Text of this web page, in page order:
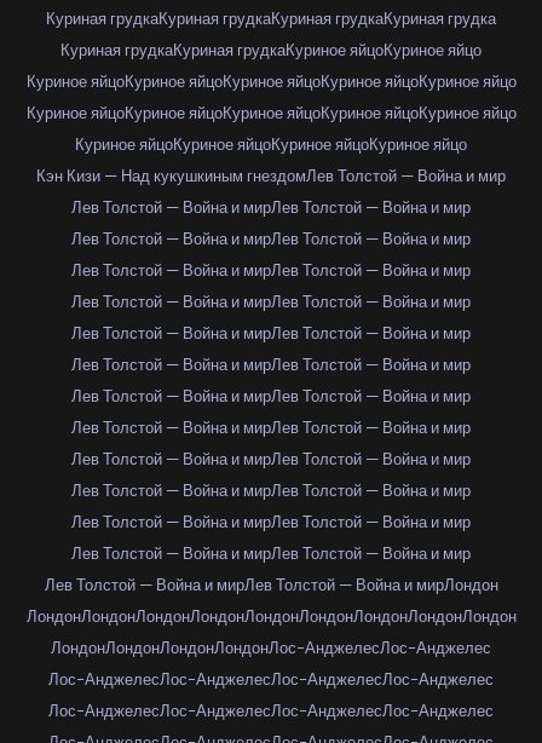
Куриная грудкаКуриная грудкаКуриная грудкаКуриная грудка
Куриная грудкаКуриная грудкаКуриное яйцоКуриное яйцо
Куриное яйцоКуриное яйцоКуриное яйцоКуриное яйцоКуриное яйцо
Куриное яйцоКуриное яйцоКуриное яйцоКуриное яйцоКуриное яйцо
Куриное яйцоКуриное яйцоКуриное яйцоКуриное яйцо
Кэн Кизи — Над кукушкиным гнездомЛев Толстой — Война и мир
Лев Толстой — Война и мирЛев Толстой — Война и мир
Лев Толстой — Война и мирЛев Толстой — Война и мир
Лев Толстой — Война и мирЛев Толстой — Война и мир
Лев Толстой — Война и мирЛев Толстой — Война и мир
Лев Толстой — Война и мирЛев Толстой — Война и мир
Лев Толстой — Война и мирЛев Толстой — Война и мир
Лев Толстой — Война и мирЛев Толстой — Война и мир
Лев Толстой — Война и мирЛев Толстой — Война и мир
Лев Толстой — Война и мирЛев Толстой — Война и мир
Лев Толстой — Война и мирЛев Толстой — Война и мир
Лев Толстой — Война и мирЛев Толстой — Война и мир
Лев Толстой — Война и мирЛев Толстой — Война и мир
Лев Толстой — Война и мирЛев Толстой — Война и мирЛондон
ЛондонЛондонЛондонЛондонЛондонЛондонЛондонЛондонЛондон
ЛондонЛондонЛондонЛондонЛос-АнджелесЛос-Анджелес
Лос-АнджелесЛос-АнджелесЛос-АнджелесЛос-Анджелес
Лос-АнджелесЛос-АнджелесЛос-АнджелесЛос-Анджелес